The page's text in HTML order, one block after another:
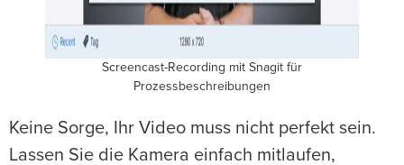
Screencast-Recording mit Snagit für
Prozessbeschreibungen
Keine Sorge, Ihr Video muss nicht perfekt sein.
Lassen Sie die Kamera einfach mitlaufen,